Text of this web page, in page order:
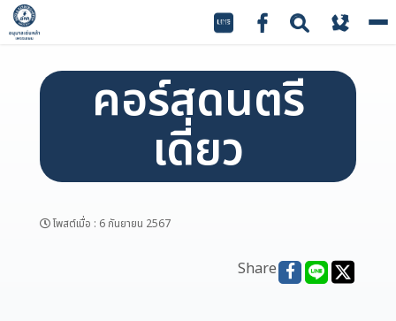
คอร์สดนตรี
เดี่ยว
โพสต์เมื่อ : 6 กันยายน 2567
Share